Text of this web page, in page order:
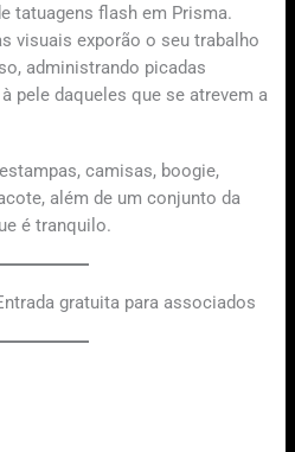
tatuagens flash em Prisma.
visuais exporão o seu trabalho
administrando picadas
pele daqueles que se atrevem a
camisas, boogie,
além de um conjunto da
é tranquilo.
gratuita para associados